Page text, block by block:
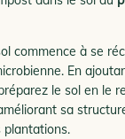
commence à se
En
le sol en le
sa
plantations.